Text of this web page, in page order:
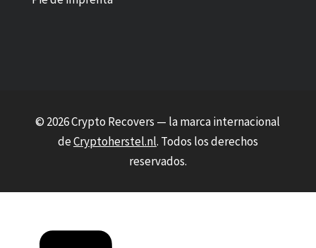
© 2026 Crypto Recovers — la marca internacional
deCryptoherstel.nl. Todos los derechos
reservados.